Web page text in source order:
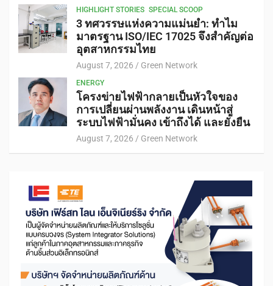
HIGHLIGHT STORIES SPECIAL SCOOP
3 ทศวรรษแห่งความแม่นยำ: ทำไม
มาตรฐาน ISO/IEC 17025 จึงสำคัญต่อ
อุตสาหกรรมไทย
August 7, 2026 Green Network
ENERGY
โครงข่ายไฟฟ้ากลายเป็นหัวใจของ
การเปลี่ยนผ่านพลังงาน เดินหน้าสู่
ระบบไฟฟ้ามั่นคง เข้าถึงได้ และยั่งยืน
August 7, 2026 Green Network